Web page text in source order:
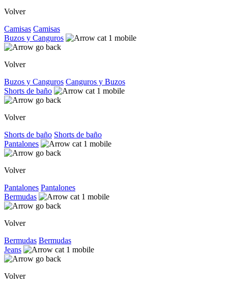
Volver
Camisas Camisas
Buzos y Canguros
Volver
Buzos y Canguros Canguros y Buzos
Shorts de baño
Volver
Shorts de baño Shorts de baño
Pantalones
Volver
Pantalones Pantalones
Bermudas
Volver
Bermudas Bermudas
Jeans
Volver